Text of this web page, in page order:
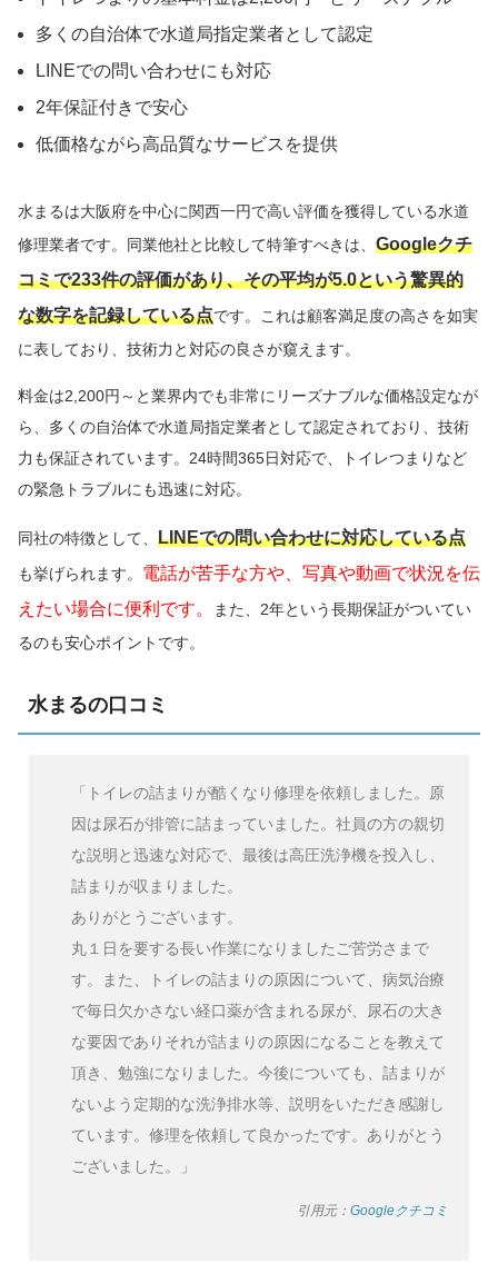
多くの自治体で水道局指定業者として認定
LINEでの問い合わせにも対応
2年保証付きで安心
低価格ながら高品質なサービスを提供
水まるは大阪府を中心に関西一円で高い評価を獲得している水道
修理業者です。同業他社と比較して特筆すべきは、 Googleクチ
コミで233件の評価があり、その平均が5.0という驚異的
な数字を記録している点です。これは顧客満足度の高さを如実
に表しており、技術力と対応の良さが窺えます。
料金は2,200円～と業界内でも非常にリーズナブルな価格設定なが
ら、多くの自治体で水道局指定業者として認定されており、技術
力も保証されています。24時間365日対応で、トイレつまりなど
の緊急トラブルにも迅速に対応。
同社の特徴として、 LINEでの問い合わせに対応している点
も挙げられます。 電話が苦手な方や、写真や動画で状況を伝
えたい場合に便利です。
また、2年という長期保証がついてい
るのも安心ポイントです。
水まるの口コミ
「トイレの詰まりが酷くなり修理を依頼しました。原
因は尿石が排管に詰まっていました。社員の方の親切
な説明と迅速な対応で、最後は高圧洗浄機を投入し、
詰まりが収まりました。
ありがとうございます。
丸１日を要する長い作業になりましたご苦労さまで
す。また、トイレの詰まりの原因について、病気治療
で毎日欠かさない経口薬が含まれる尿が、尿石の大き
な要因でありそれが詰まりの原因になることを教えて
頂き、勉強になりました。今後についても、詰まりが
ないよう定期的な洗浄排水等、説明をいただき感謝し
ています。修理を依頼して良かったです。ありがとう
ございました。」
引用元： Googleクチコミ